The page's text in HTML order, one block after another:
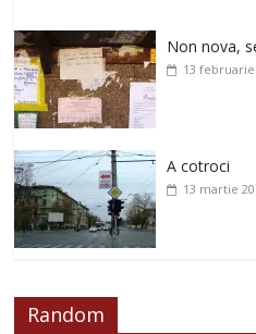
Non nova,
13 februarie
A cotroci
13 martie
Random